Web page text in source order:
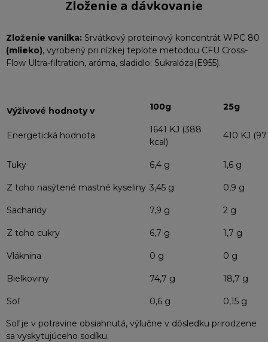
Zloženie a dávkovanie
Zloženie vanilka: Srvátkový proteinový koncentrát WPC 80
(mlieko), vyrobený pri nízkej teplote metodou CFU Cross-
Flow Ultra-filtration, aróma, sladidlo: Sukralóza(E955).
Výživové hodnoty v 100g 25g
Energetická hodnota
1641 KJ (388
kcal)
410 KJ
Tuky 6,4 g 1,6 g
Z toho nasýtené mastné kyseliny 3,45 g 0,9 g
Sacharidy 7,9 g 2 g
Z toho cukry 6,7 g 1,7 g
Vláknina 0 g 0 g
Bielkoviny 74,7 g 18,7 g
Soľ 0,6 g 0,15 g
Soľ je v potravine obsiahnutá, výlučne v dôsledku prirodzene
sa vyskytujúceho sodíku.